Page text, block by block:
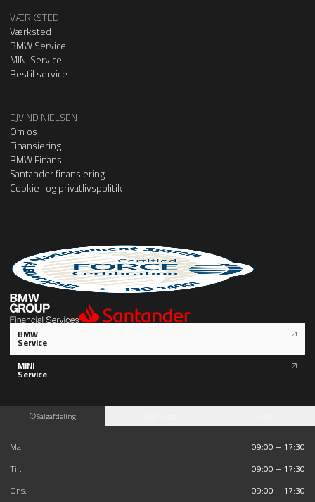
VÆRKSTED
Værksted
BMW Service
MINI Service
Bestil service
EJVIND NIELSEN
Om os
Finansiering
BMW Finans
Santander finansiering
Cookie- og privatlivspolitik
BMW
Service
MINI
Service
Salgafdeling
Man.
09:00 – 17:30
Tir.
09:00 – 17:30
Ons.
09:00 – 17:30